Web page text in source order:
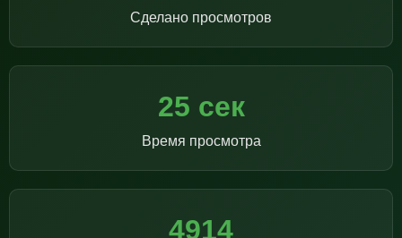
Сделано просмотров
25 сек
Время просмотра
4914